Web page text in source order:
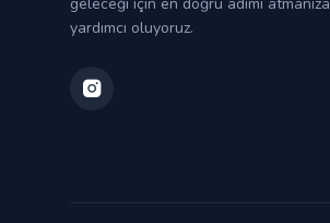
yardımcı oluyoruz.